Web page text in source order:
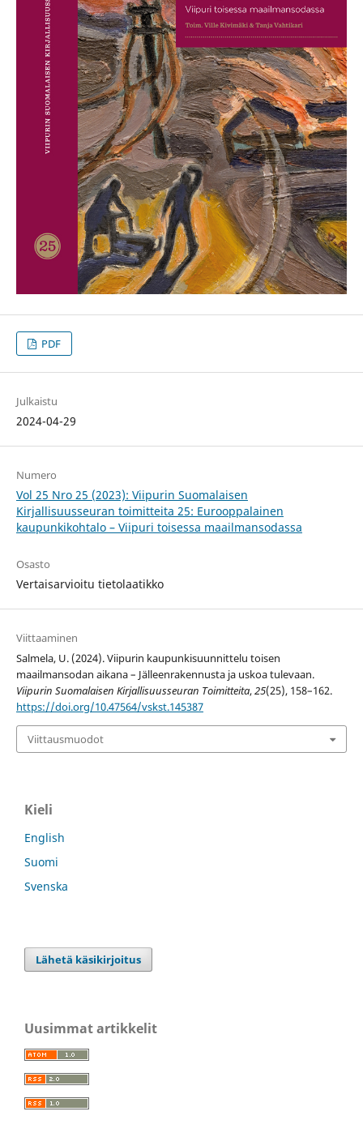
PDF
Julkaistu
2024-04-29
Numero
Vol 25 Nro 25 (2023): Viipurin Suomalaisen
Kirjallisuusseuran toimitteita 25: Eurooppalainen
kaupunkikohtalo – Viipuri toisessa maailmansodassa
Osasto
Vertaisarvioitu tietolaatikko
Viittaaminen
Salmela, U. (2024). Viipurin kaupunkisuunnittelu toisen
maailmansodan aikana – Jälleenrakennusta ja uskoa tulevaan.
Viipurin Suomalaisen Kirjallisuusseuran Toimitteita,25(25), 158–162.
https://doi.org/10.47564/vskst.145387
Viittausmuodot
Kieli
English
Suomi
Svenska
Lähetä käsikirjoitus
Uusimmat artikkelit